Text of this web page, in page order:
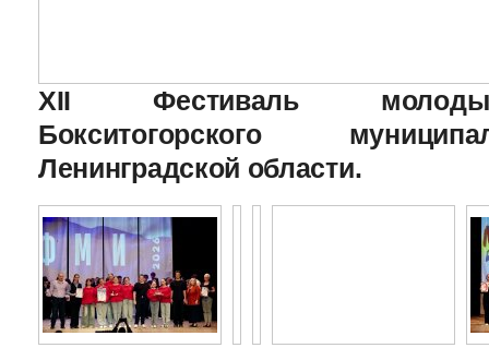
XII Фестиваль
Бокситогорского
Ленинградской области.